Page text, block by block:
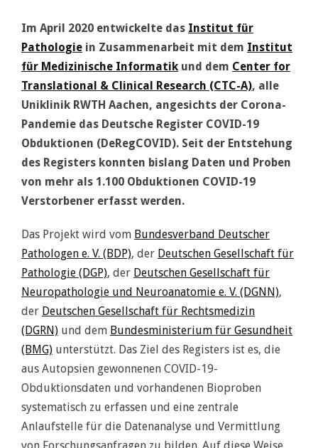
Im April 2020 entwickelte das Institut für
Pathologie in Zusammenarbeit mit dem Institut
für Medizinische Informatik und dem Center for
Translational & Clinical Research (CTC-A), alle
Uniklinik RWTH Aachen, angesichts der Corona-
Pandemie das Deutsche Register COVID-19
Obduktionen (DeRegCOVID). Seit der Entstehung
des Registers konnten bislang Daten und Proben
von mehr als 1.100 Obduktionen COVID-19
Verstorbener erfasst werden.
Das Projekt wird vom Bundesverband Deutscher
Pathologen e. V. (BDP), der Deutschen Gesellschaft für
Pathologie (DGP), der Deutschen Gesellschaft für
Neuropathologie und Neuroanatomie e. V. (DGNN),
der Deutschen Gesellschaft für Rechtsmedizin
(DGRN) und dem Bundesministerium für Gesundheit
(BMG) unterstützt. Das Ziel des Registers ist es, die
aus Autopsien gewonnenen COVID-19-
Obduktionsdaten und vorhandenen Bioproben
systematisch zu erfassen und eine zentrale
Anlaufstelle für die Datenanalyse und Vermittlung